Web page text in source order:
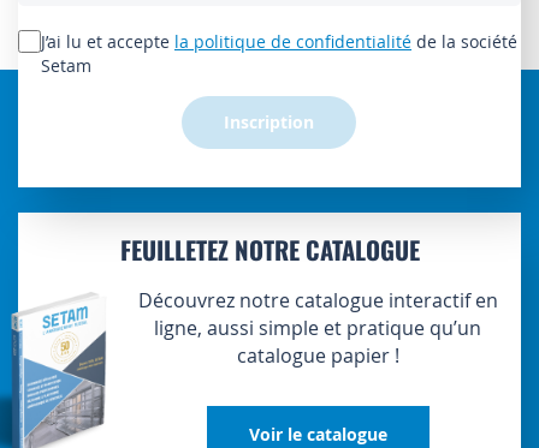
lettre
d’information
J’ai lu et accepte la politique de confidentialité de la société
Setam
Inscription
FEUILLETEZ NOTRE CATALOGUE
Découvrez notre catalogue interactif en
ligne, aussi simple et pratique qu’un
catalogue papier !
Voir le catalogue